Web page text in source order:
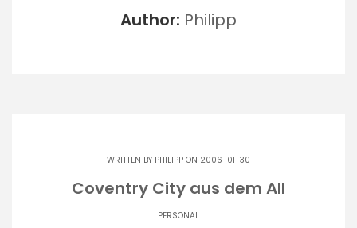
Author: Philipp
WRITTEN BY PHILIPP ON 2006-01-30
Coventry City aus dem All
PERSONAL